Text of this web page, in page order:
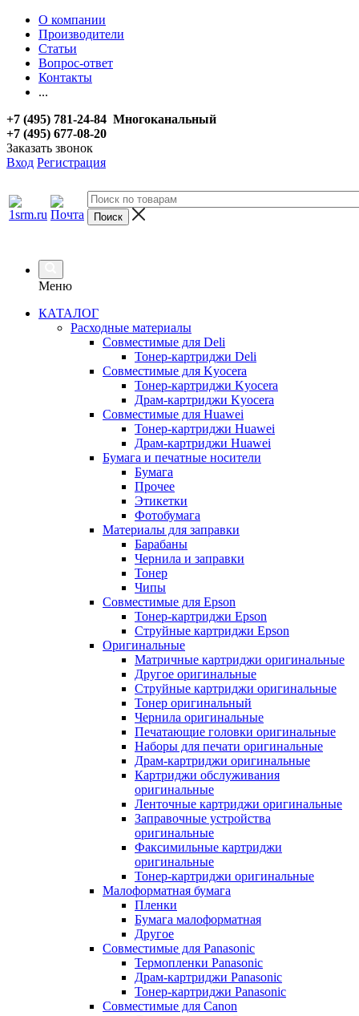
О компании
Производители
Статьи
Вопрос-ответ
Контакты
...
+7 (495) 781-24-84 Многоканальный
+7 (495) 677-08-20
Заказать звонок
Вход Регистрация
Меню
КАТАЛОГ
Расходные материалы
Совместимые для Deli
Тонер-картриджи Deli
Совместимые для Kyocera
Тонер-картриджи Kyocera
Драм-картриджи Kyocera
Совместимые для Huawei
Тонер-картриджи Huawei
Драм-картриджи Huawei
Бумага и печатные носители
Бумага
Прочее
Этикетки
Фотобумага
Материалы для заправки
Барабаны
Чернила и заправки
Тонер
Чипы
Совместимые для Epson
Тонер-картриджи Epson
Струйные картриджи Epson
Оригинальные
Матричные картриджи оригинальные
Другое оригинальные
Струйные картриджи оригинальные
Тонер оригинальный
Чернила оригинальные
Печатающие головки оригинальные
Наборы для печати оригинальные
Драм-картриджи оригинальные
Картриджи обслуживания
оригинальные
Ленточные картриджи оригинальные
Заправочные устройства
оригинальные
Факсимильные картриджи
оригинальные
Тонер-картриджи оригинальные
Малоформатная бумага
Пленки
Бумага малоформатная
Другое
Совместимые для Panasonic
Термопленки Panasonic
Драм-картриджи Panasonic
Тонер-картриджи Panasonic
Совместимые для Canon